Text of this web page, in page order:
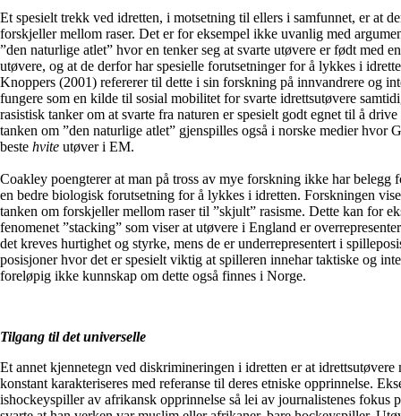
Et spesielt trekk ved idretten, i motsetning til ellers i samfunnet, er at
forskjeller mellom raser. Det er for eksempel ikke uvanlig med
”den naturlige atlet” hvor en tenker seg at svarte utøvere er født med
utøvere, og at de derfor har spesielle forutsetninger for å lykkes i
Knoppers (2001) refererer til dette i sin forskning på innvandrere og
fungere som en kilde til sosial mobilitet for svarte idrettsutøvere
rasistisk tanker om at svarte fra naturen er spesielt godt egnet til å
tanken om ”den naturlige atlet” gjenspilles også i norske medier hvor
beste hvite utøver i EM.
Coakley poengterer at man på tross av mye forskning ikke har belegg
en bedre biologisk forutsetning for å lykkes i idretten. Forskningen
tanken om forskjeller mellom raser til ”skjult” rasisme. Dette kan for
fenomenet ”stacking” som viser at utøvere i England er
det kreves hurtighet og styrke, mens de er underrepresentert i
posisjoner hvor det er spesielt viktig at spilleren innehar taktiske og
foreløpig ikke kunnskap om dette også finnes i Norge.
Tilgang til det universelle
Et annet kjennetegn ved diskrimineringen i idretten er at
konstant karakteriseres med referanse til deres etniske opprinnelse.
ishockeyspiller av afrikansk opprinnelse så lei av journalistenes fokus